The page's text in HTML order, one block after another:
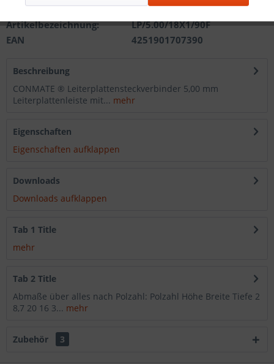
Artikel-Nr.:
201210411118
Artikelbezeichnung:
LP/5.00/18X1/90F
EAN
4251901707390
Beschreibung
CONMATE ® Leiterplattensteckverbinder 5,00 mm
Leiterplattenleiste mit... mehr
Eigenschaften
Eigenschaften aufklappen
Downloads
Downloads aufklappen
Tab 1 Title
mehr
Tab 2 Title
Abmaße über alles nach Polzahl: Polzahl Höhe Breite Tiefe 2
8,7 20 16 3... mehr
Zubehör 3